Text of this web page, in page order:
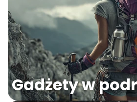
Gadżety w